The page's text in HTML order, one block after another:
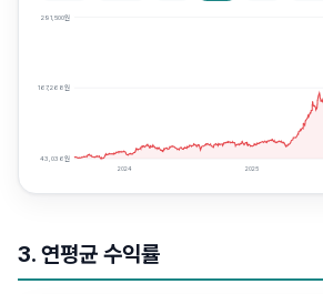
291,500원
167,268원
43,036원
2024 2025
3. 연평균 수익률